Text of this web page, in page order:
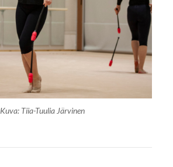
Kuva: Tiia-Tuulia Järvinen